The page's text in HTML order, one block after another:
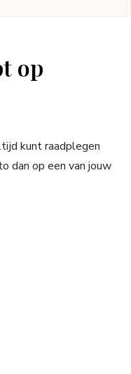
op
kunt raadplegen
dan op een van jouw